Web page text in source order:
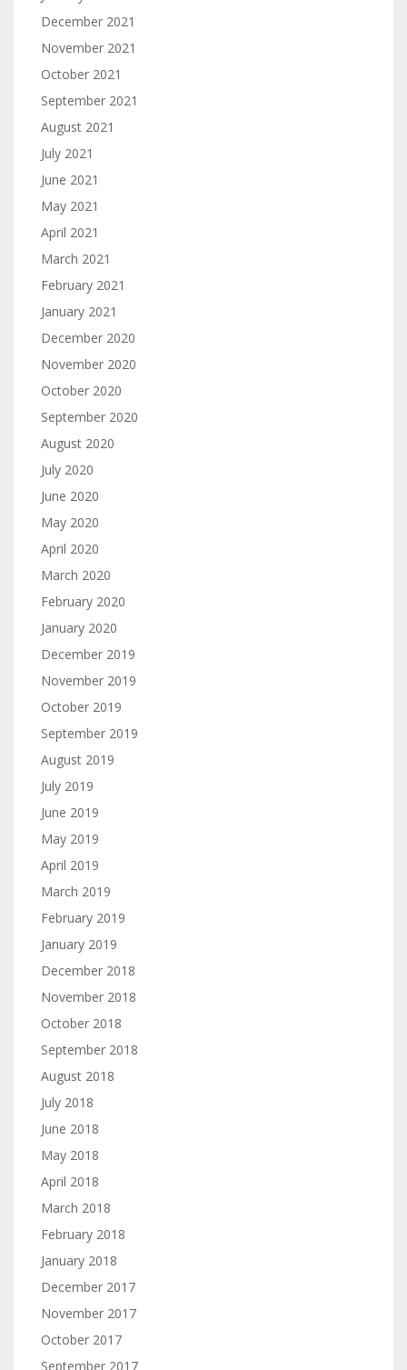
December 2021
November 2021
October 2021
September 2021
August 2021
July 2021
June 2021
May 2021
April 2021
March 2021
February 2021
January 2021
December 2020
November 2020
October 2020
September 2020
August 2020
July 2020
June 2020
May 2020
April 2020
March 2020
February 2020
January 2020
December 2019
November 2019
October 2019
September 2019
August 2019
July 2019
June 2019
May 2019
April 2019
March 2019
February 2019
January 2019
December 2018
November 2018
October 2018
September 2018
August 2018
July 2018
June 2018
May 2018
April 2018
March 2018
February 2018
January 2018
December 2017
November 2017
October 2017
September 2017